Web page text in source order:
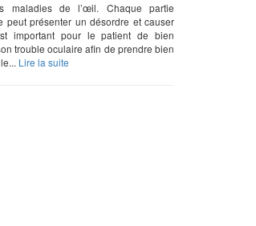
maladies de l’œil. Chaque partie
peut présenter un désordre et causer
important pour le patient de bien
trouble oculaire afin de prendre bien
Lire la suite